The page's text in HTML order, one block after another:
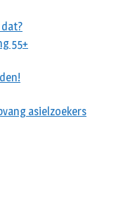
55+
asielzoekers